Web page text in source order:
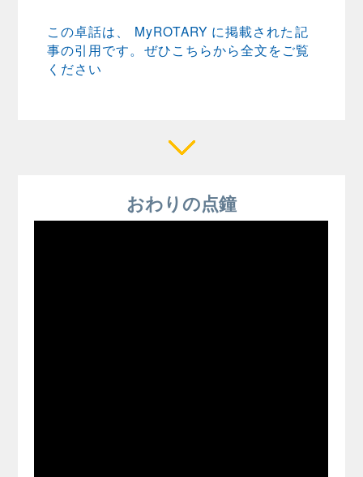
この卓話は、 MyROTARY に掲載された記
事の引用です。ぜひこちらから全文をご覧
ください
おわりの点鐘